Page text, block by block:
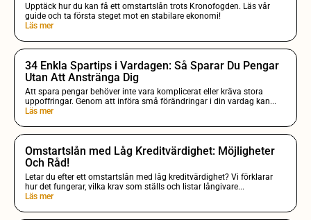
Upptäck hur du kan få ett omstartslån trots Kronofogden. Läs vår
guide och ta första steget mot en stabilare ekonomi!
Läs mer
34 Enkla Spartips i Vardagen: Så Sparar Du Pengar
Utan Att Anstränga Dig
Att spara pengar behöver inte vara komplicerat eller kräva stora
uppoffringar. Genom att införa små förändringar i din vardag kan...
Läs mer
Omstartslån med Låg Kreditvärdighet: Möjligheter
Och Råd!
Letar du efter ett omstartslån med låg kreditvärdighet? Vi förklarar
hur det fungerar, vilka krav som ställs och listar långivare...
Läs mer